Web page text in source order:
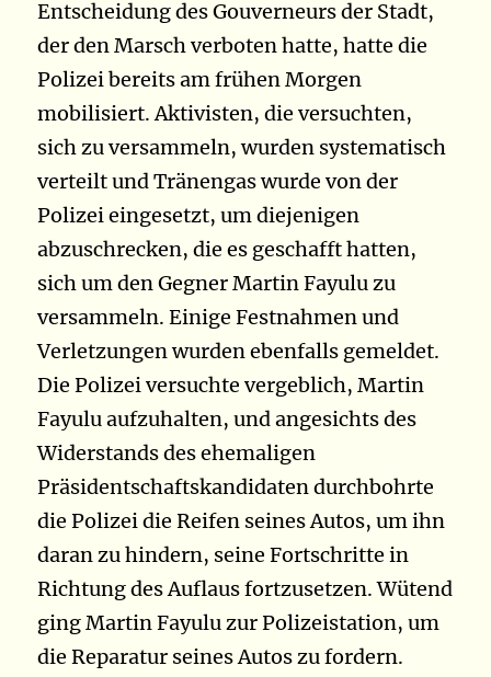
Entscheidung des Gouverneurs der Stadt,
der den Marsch verboten hatte, hatte die
Polizei bereits am frühen Morgen
mobilisiert. Aktivisten, die versuchten,
sich zu versammeln, wurden systematisch
verteilt und Tränengas wurde von der
Polizei eingesetzt, um diejenigen
abzuschrecken, die es geschafft hatten,
sich um den Gegner Martin Fayulu zu
versammeln. Einige Festnahmen und
Verletzungen wurden ebenfalls gemeldet.
Die Polizei versuchte vergeblich, Martin
Fayulu aufzuhalten, und angesichts des
Widerstands des ehemaligen
Präsidentschaftskandidaten durchbohrte
die Polizei die Reifen seines Autos, um ihn
daran zu hindern, seine Fortschritte in
Richtung des Auflaus fortzusetzen.Wütend
ging Martin Fayulu zur Polizeistation, um
die Reparatur seines Autos zu fordern.